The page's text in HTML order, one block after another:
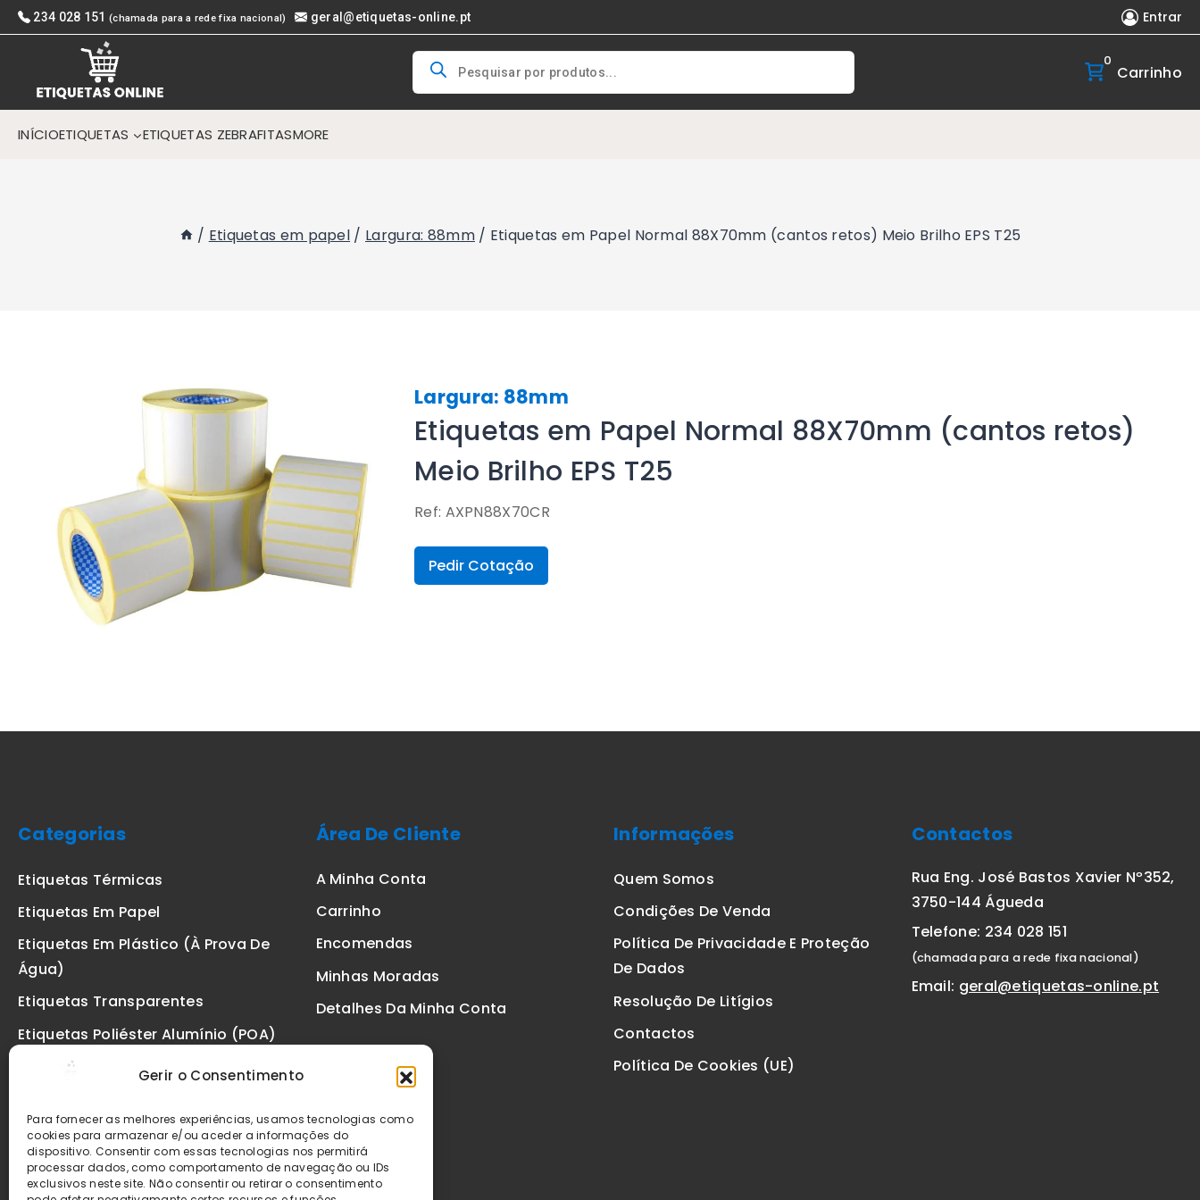
Gerir o Consentimento
Para fornecer as melhores experiências, usamos tecnologias como
cookies para armazenar e/ou aceder a informações do
dispositivo. Consentir com essas tecnologias nos permitirá
processar dados, como comportamento de navegação ou IDs
exclusivos neste site. Não consentir ou retirar o consentimento
Skip
to
234 028 151 (chamada para a rede fixa nacional) geral@etiquetas-online.pt Entrar
Products
search
0
Carrinho
INÍCIOETIQUETAS ETIQUETAS ZEBRAFITASMORE
/ Etiquetas em papel / Largura: 88mm / Etiquetas em Papel Normal 88X70mm (cantos retos) Meio Brilho EPS T25
Largura: 88mm
Etiquetas em Papel Normal 88X70mm (cantos retos)
Meio Brilho EPS T25
Ref: AXPN88X70CR
Pedir Cotação
Categorias
Etiquetas Térmicas
Etiquetas Em Papel
Etiquetas Em Plástico (à Prova De
Água)
Etiquetas Transparentes
Etiquetas Poliéster Alumínio (POA)
Etiquetas De Segurança VOID
Etiquetas Zebra
Fitas
Área De Cliente
A Minha Conta
Carrinho
Encomendas
Minhas Moradas
Detalhes Da Minha Conta
Informações
Quem Somos
Condições De Venda
Política De Privacidade E Proteção
De Dados
Resolução De Litígios
Contactos
Política De Cookies (UE)
Contactos
Rua Eng. José Bastos Xavier Nº352,
3750-144 Águeda
Telefone: 234 028 151
(chamada para a rede fixa nacional)
Email: geral@etiquetas-online.pt